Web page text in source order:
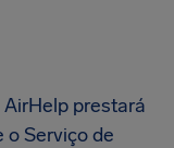
prestará
o Serviço de